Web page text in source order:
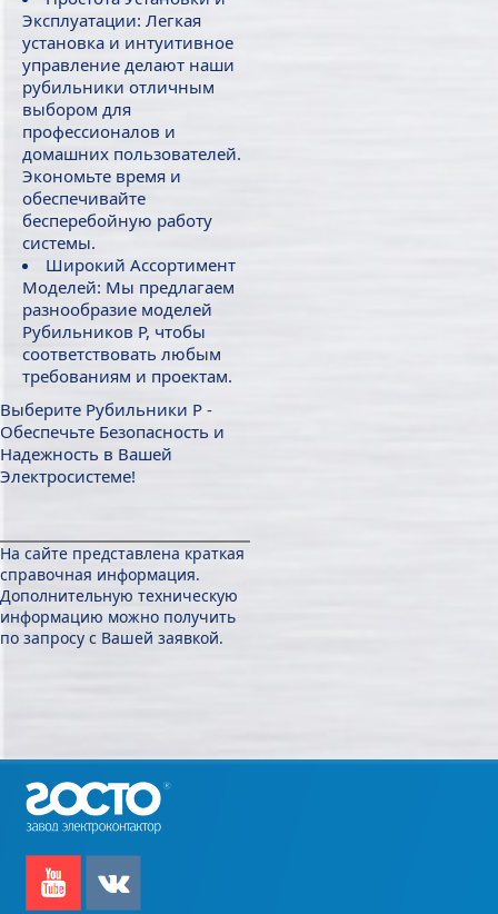
Эксплуатации: Легкая
установка и интуитивное
управление делают наши
рубильники отличным
выбором для
профессионалов и
домашних пользователей.
Экономьте время и
обеспечивайте
бесперебойную работу
системы.
Широкий Ассортимент
Моделей: Мы предлагаем
разнообразие моделей
Рубильников Р, чтобы
соответствовать любым
требованиям и проектам.
Выберите Рубильники Р -
Обеспечьте Безопасность и
Надежность в Вашей
Электросистеме!
На сайте представлена краткая
справочная информация.
Дополнительную техническую
информацию можно получить
по запросу с Вашей заявкой.